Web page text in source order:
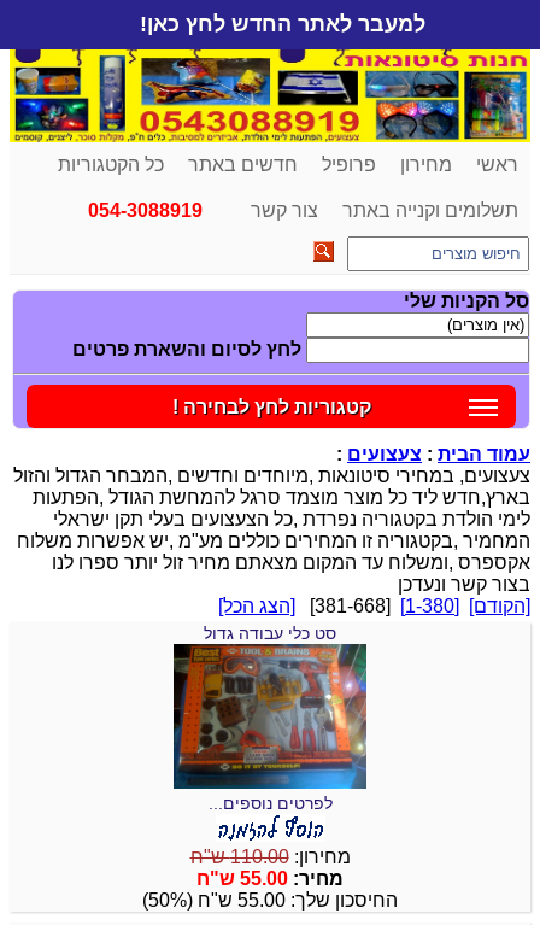
ראשי מחירון פרופיל חדשים באתר כל הקטגוריות
תשלומים וקנייה באתר צור קשר 054-3088919
סל הקניות שלי
לחץ לסיום והשארת פרטים
קטגוריות לחץ לבחירה !
עמוד הבית : צעצועים :
צעצועים, במחירי סיטונאות ,מיוחדים וחדשים ,המבחר הגדול והזול
בארץ,חדש ליד כל מוצר מוצמד סרגל להמחשת הגודל ,הפתעות
לימי הולדת בקטגוריה נפרדת ,כל הצעצועים בעלי תקן ישראלי
המחמיר ,בקטגוריה זו המחירים כוללים מע"מ ,יש אפשרות משלוח
אקספרס ,ומשלוח עד המקום מצאתם מחיר זול יותר ספרו לנו
בצור קשר ונעדכן
למעבר לאתר החדש לחץ כאן!
[הקודם] [1-380]
[381-668] [הצג הכל]
סט כלי עבודה גדול
לפרטים נוספים...
מחירון:110.00 ש"ח
מחיר: 55.00 ש"ח
החיסכון שלך: 55.00 ש"ח (50%)